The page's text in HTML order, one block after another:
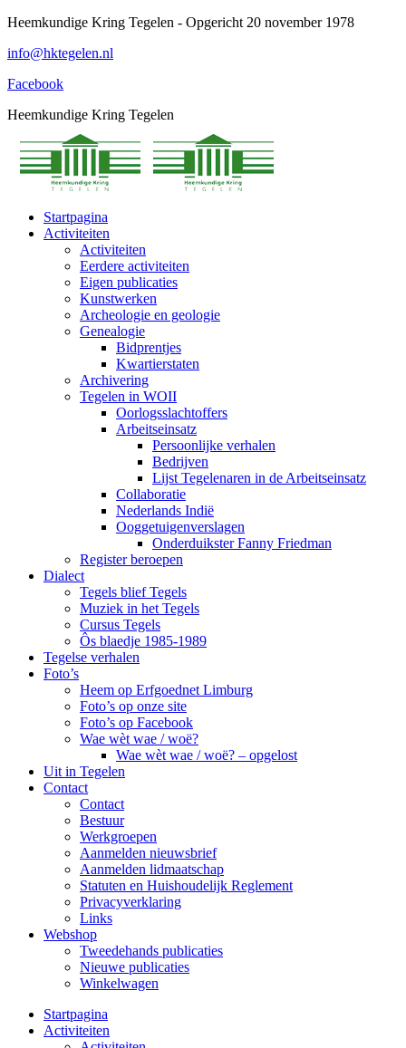
Spring
content
Heemkundige Kring Tegelen - Opgericht 20 november 1978
info@hktegelen.nl
Facebook
Heemkundige Kring Tegelen
Startpagina
Activiteiten
Activiteiten
Eerdere activiteiten
Eigen publicaties
Kunstwerken
Archeologie en geologie
Genealogie
Bidprentjes
Kwartierstaten
Archivering
Tegelen in WOII
Oorlogsslachtoffers
Arbeitseinsatz
Persoonlijke verhalen
Bedrijven
Lijst Tegelenaren in de Arbeitseinsatz
Collaboratie
Nederlands Indië
Ooggetuigenverslagen
Onderduikster Fanny Friedman
Register beroepen
Dialect
Tegels blief Tegels
Muziek in het Tegels
Cursus Tegels
Ôs blaedje 1985-1989
Tegelse verhalen
Foto’s
Heem op Erfgoednet Limburg
Foto’s op onze site
Foto’s op Facebook
Wae wèt wae / woë?
Wae wèt wae / woë? – opgelost
Uit in Tegelen
Contact
Contact
Bestuur
Werkgroepen
Aanmelden nieuwsbrief
Aanmelden lidmaatschap
Statuten en Huishoudelijk Reglement
Privacyverklaring
Links
Webshop
Tweedehands publicaties
Nieuwe publicaties
Winkelwagen
Startpagina
Activiteiten